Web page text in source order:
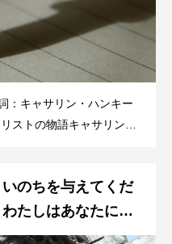
：キャサリン・ハンキー
ストの物語キャサリン・
語」と題する第1部を書
いのちを与えてくだ
たしはあなたにい
主からの呼びかけ